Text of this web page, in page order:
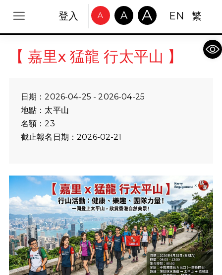
登入 A A A EN 繁
【 嘉里x 猛龍 行太平山 】
日期：2026-04-25 - 2026-04-25
地點：太平山
名額：23
截止報名日期：2026-02-21